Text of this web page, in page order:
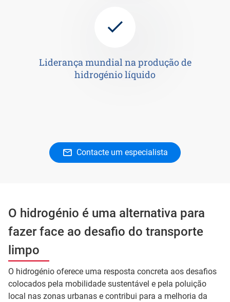
Liderança mundial na produção de
hidrogénio líquido
Contacte um especialista
O hidrogénio é uma alternativa para
fazer face ao desafio do transporte
limpo
O hidrogénio oferece uma resposta concreta aos desafios
colocados pela mobilidade sustentável e pela poluição
local nas zonas urbanas e contribui para a melhoria da